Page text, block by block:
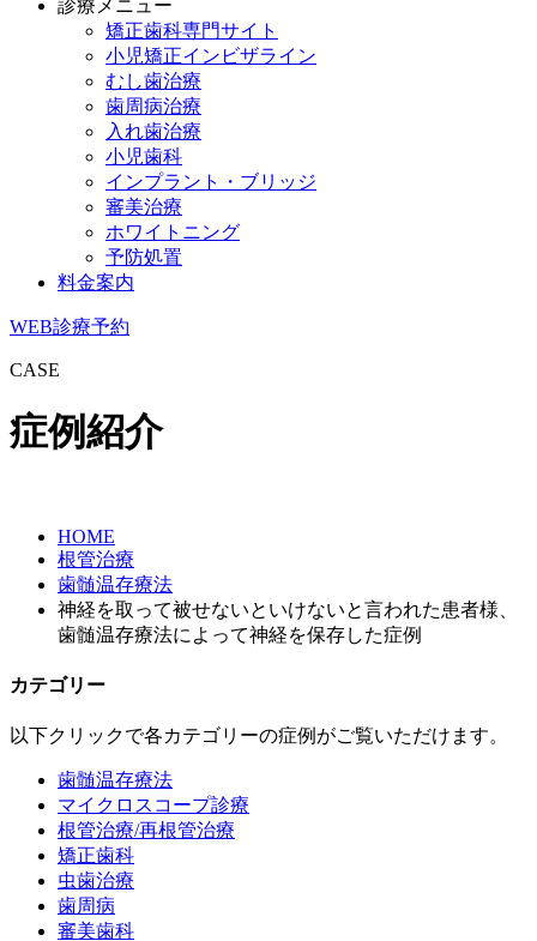
診療メニュー
矯正歯科専門サイト
小児矯正インビザライン
むし歯治療
歯周病治療
入れ歯治療
小児歯科
インプラント・ブリッジ
審美治療
ホワイトニング
予防処置
料金案内
WEB診療予約
CASE
症例紹介
HOME
根管治療
歯髄温存療法
神経を取って被せないといけないと言われた患者様、
歯髄温存療法によって神経を保存した症例
カテゴリー
以下クリックで各カテゴリーの症例がご覧いただけます。
歯髄温存療法
マイクロスコープ診療
根管治療/再根管治療
矯正歯科
虫歯治療
歯周病
審美歯科